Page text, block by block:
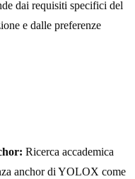
dai requisiti specifici del
e dalle preferenze
Ricerca accademica
anchor di YOLOX come